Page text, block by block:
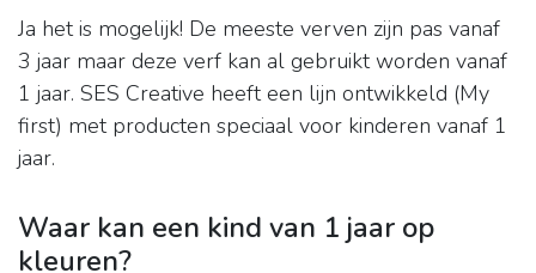
Ja het is mogelijk! De meeste verven zijn pas vanaf
3 jaar maar deze verf kan al gebruikt worden vanaf
1 jaar. SES Creative heeft een lijn ontwikkeld (My
first) met producten speciaal voor kinderen vanaf 1
jaar.
Waar kan een kind van 1 jaar op
kleuren?